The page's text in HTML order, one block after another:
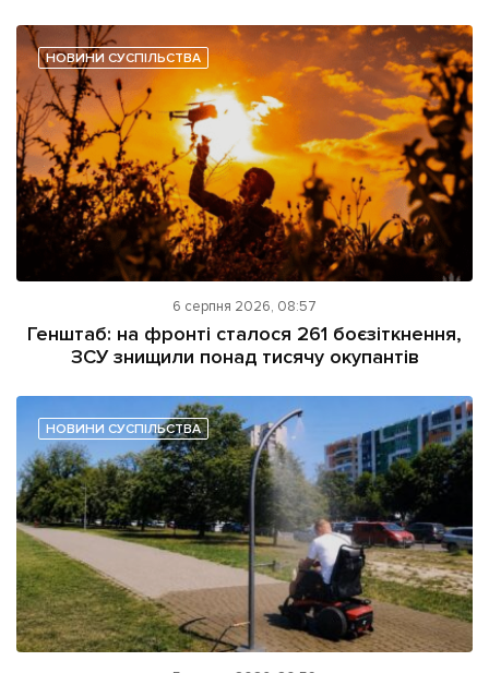
НОВИНИ СУСПІЛЬСТВА
6 серпня 2026, 08:57
Генштаб: на фронті сталося 261 боєзіткнення,
ЗСУ знищили понад тисячу окупантів
НОВИНИ СУСПІЛЬСТВА